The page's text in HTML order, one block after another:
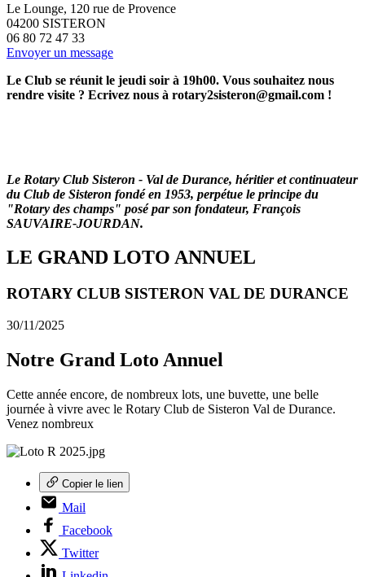
Le Lounge, 120 rue de Provence
04200 SISTERON
06 80 72 47 33
Envoyer un message
Le Club se réunit le jeudi soir à 19h00. Vous souhaitez nous
rendre visite ? Ecrivez nous à rotary2sisteron@gmail.com !
Le Rotary Club Sisteron - Val de Durance, héritier et continuateur
du Club de Sisteron fondé en 1953, perpétue le principe du
"Rotary des champs" posé par son fondateur, François
SAUVAIRE-JOURDAN.
LE GRAND LOTO ANNUEL
ROTARY CLUB SISTERON VAL DE DURANCE
30/11/2025
Notre Grand Loto Annuel
Cette année encore, de nombreux lots, une buvette, une belle
journée à vivre avec le Rotary Club de Sisteron Val de Durance.
Venez nombreux
Copier le lien
Mail
Facebook
Twitter